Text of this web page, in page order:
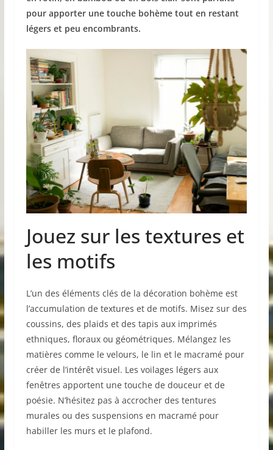
pour apporter une touche bohème tout en restant
légers et peu encombrants.
Jouez sur les textures et
les motifs
L’un des éléments clés de la décoration bohème est
l’accumulation de textures et de motifs. Misez sur des
coussins, des plaids et des tapis aux imprimés
ethniques, floraux ou géométriques. Mélangez les
matières comme le velours, le lin et le macramé pour
créer de l’intérêt visuel. Les voilages légers aux
fenêtres apportent une touche de douceur et de
poésie. N’hésitez pas à accrocher des tentures
murales ou des suspensions en macramé pour
habiller les murs et le plafond.